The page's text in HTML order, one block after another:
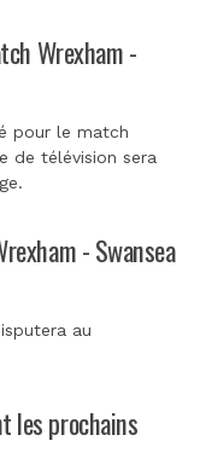
Wrexham -
pour le match
de télévision sera
- Swansea
au
les prochains